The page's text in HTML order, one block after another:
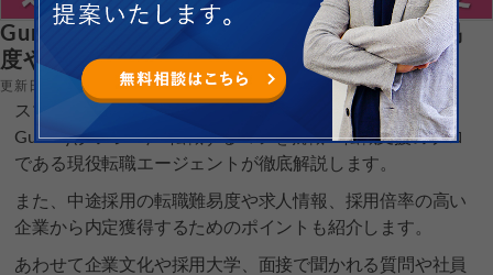
Gunosy(グノシー)への転職！中途採用の難易
度や評判口コミを解説！
更新日：2026.05.13
スマートフォン向け配信アプリを展開している株式会社
Gunosy(グノシー)へ転職するコツを就職・転職支援のプロ
である現役転職エージェントが徹底解説します。
また、中途採用の転職難易度や求人情報、採用倍率の高い
企業から内定獲得するためのポイントも紹介します。
あわせて企業文化や採用大学、面接で聞かれる質問や社員